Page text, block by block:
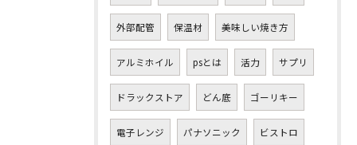
外部配管 保温材 美味しい焼き方
アルミホイル psとは 活力 サプリ
ドラックストア どん底 ゴーリキー
電子レンジ パナソニック ビストロ